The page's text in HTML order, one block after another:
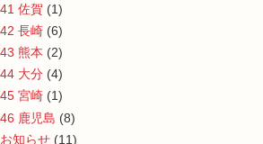
41 佐賀 (1)
42 長崎 (6)
43 熊本 (2)
44 大分 (4)
45 宮崎 (1)
46 鹿児島 (8)
お知らせ (11)